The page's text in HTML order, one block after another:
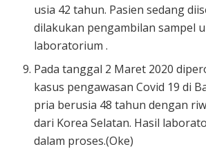
usia 42 tahun. Pasien sedang
dilakukan pengambilan sampel
laboratorium .
Pada tanggal 2 Maret 2020
kasus pengawasan Covid 19 di
pria berusia 48 tahun dengan
dari Korea Selatan. Hasil
dalam proses.(Oke)